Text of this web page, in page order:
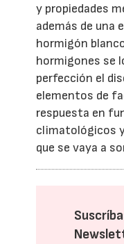
y propiedades
además de una
hormigón
hormigones se
perfección el
elementos de
respuesta en
climatológicos
que se vaya a